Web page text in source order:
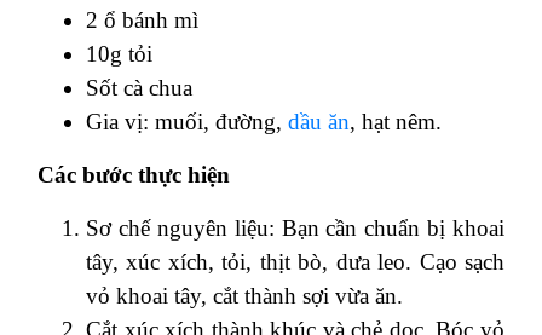
2 ổ bánh mì
10g tỏi
Sốt cà chua
Gia vị: muối, đường, dầu ăn, hạt nêm.
Các bước thực hiện
Sơ chế nguyên liệu: Bạn cần chuẩn bị khoai
tây, xúc xích, tỏi, thịt bò, dưa leo. Cạo sạch
vỏ khoai tây, cắt thành sợi vừa ăn.
Cắt xúc xích thành khúc và chẻ dọc. Bóc vỏ